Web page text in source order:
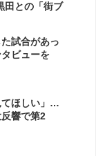
田との「街ブ
試合があっ
ビューを
てほしい」…
響で第2